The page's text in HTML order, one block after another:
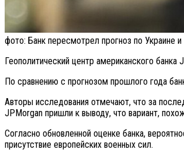
фото: Банк пересмотрел прогноз по Украине
Геополитический центр американского
По сравнению с прогнозом прошлого года
Авторы исследования отмечают, что за
JPMorgan пришли к выводу, что вариант,
Согласно обновленной оценке банка,
присутствие европейских военных сил.